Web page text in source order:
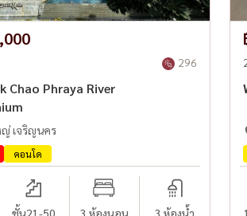
296
Chao Phraya River
ญ่ เจริญนคร
คอนโด
ชั้น21-50 3 ห้องนอน 3 ห้องน้ำ